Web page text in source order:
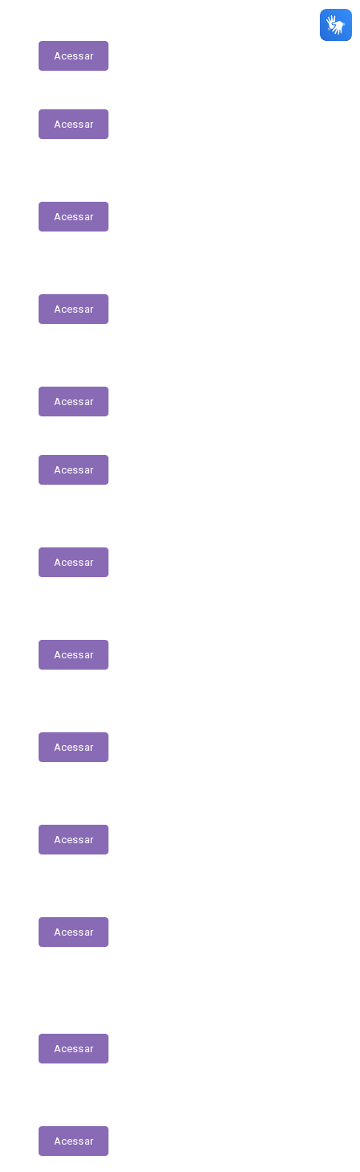
Acessar
Acessar
Acessar
Acessar
Acessar
Acessar
Acessar
Acessar
Acessar
Acessar
Acessar
Acessar
Acessar